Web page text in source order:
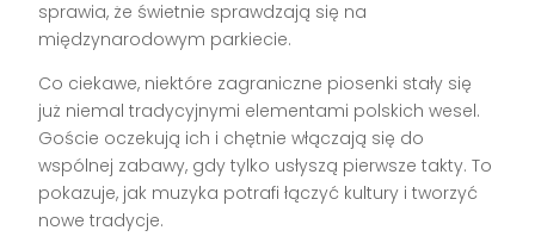
sprawia, że świetnie sprawdzają się na
międzynarodowym parkiecie.
Co ciekawe, niektóre zagraniczne piosenki stały się
już niemal tradycyjnymi elementami polskich wesel.
Goście oczekują ich i chętnie włączają się do
wspólnej zabawy, gdy tylko usłyszą pierwsze takty. To
pokazuje, jak muzyka potrafi łączyć kultury i tworzyć
nowe tradycje.